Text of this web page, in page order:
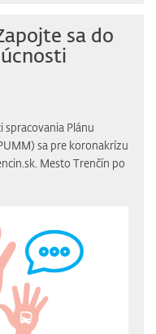
sa do
spracovania Plánu
sa pre koronakrízu
Mesto Trenčín po